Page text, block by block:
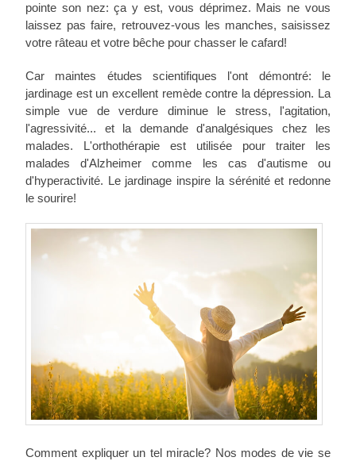
pointe son nez: ça y est, vous déprimez. Mais ne vous
laissez pas faire, retrouvez-vous les manches, saisissez
votre râteau et votre bêche pour chasser le cafard!
Car maintes études scientifiques l'ont démontré: le
jardinage est un excellent remède contre la dépression. La
simple vue de verdure diminue le stress, l'agitation,
l'agressivité... et la demande d'analgésiques chez les
malades. L'orthothérapie est utilisée pour traiter les
malades d'Alzheimer comme les cas d'autisme ou
d'hyperactivité. Le jardinage inspire la sérénité et redonne
le sourire!
Comment expliquer un tel miracle? Nos modes de vie se